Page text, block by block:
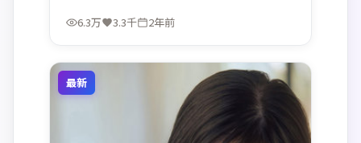
6.3万 3.3千 2年前
最新